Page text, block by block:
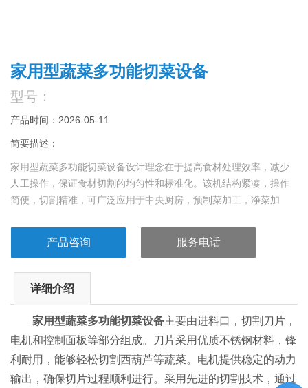
家用型蔬菜多功能切菜设备
型号：
产品时间：2026-05-11
简要描述：
家用型蔬菜多功能切菜设备设计理念在于提高食材处理效率，减少
人工操作，保证食材切割的均匀性和标准化。该机结构紧凑，操作
简便，切割精准，可广泛应用于中央厨房，预制菜加工，净菜加
产品咨询 服务电话
详细介绍
家用型蔬菜多功能切菜设备主要由进料口，切割刀片，
电机和控制面板等部分组成。刀片采用优质不锈钢材料，锋
利耐用，能够轻松切割西葫芦等蔬菜。电机提供稳定的动力
输出，确保切片过程顺利进行。采用先进的切割技术，通过